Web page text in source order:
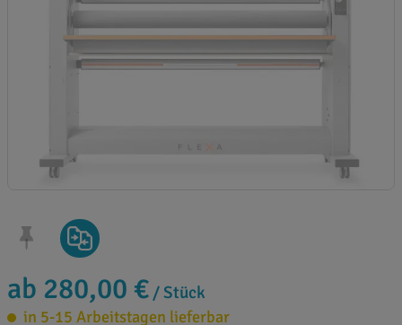
ab 280,00 € / Stück
in 5-15 Arbeitstagen lieferbar